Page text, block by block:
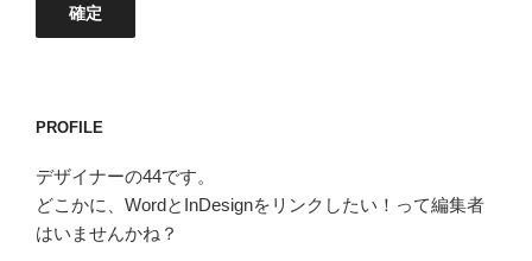
PROFILE
デザイナーの44です。
どこかに、WordとInDesignをリンクしたい！って編集者
はいませんかね？